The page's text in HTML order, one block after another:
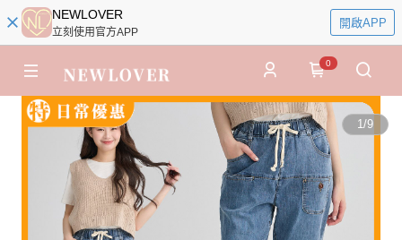
NEWLOVER
立刻使用官方APP
開啟APP
0
1/9